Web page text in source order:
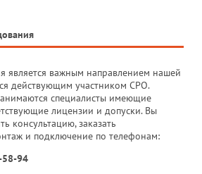
является важным направлением нашей
действующим участником СРО.
специалисты имеющие
лицензии и допуски. Вы
консультацию, заказать
и подключение по телефонам:
94